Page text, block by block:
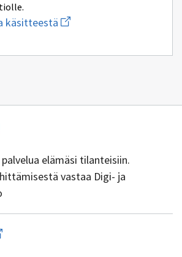
käsitteestä Aloita
uuden
kirjoitus
elämäsi tilanteisiin.
vastaa Digi- ja